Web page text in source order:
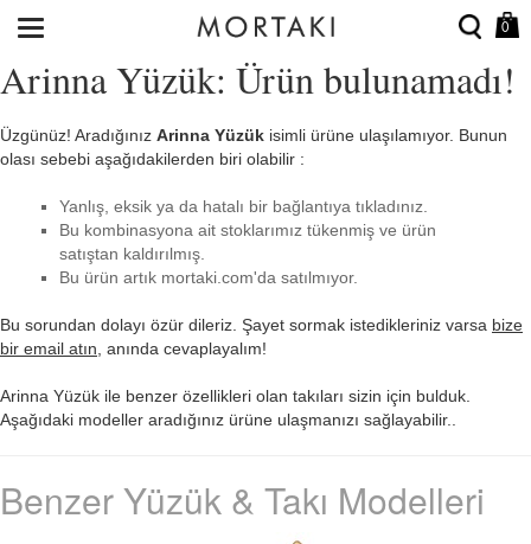
0
Arinna Yüzük: Ürün bulunamadı!
Üzgünüz! Aradığınız Arinna Yüzük isimli ürüne ulaşılamıyor. Bunun
olası sebebi aşağıdakilerden biri olabilir :
Yanlış, eksik ya da hatalı bir bağlantıya tıkladınız.
Bu kombinasyona ait stoklarımız tükenmiş ve ürün
satıştan kaldırılmış.
Bu ürün artık mortaki.com'da satılmıyor.
Bu sorundan dolayı özür dileriz. Şayet sormak istedikleriniz varsa bize
bir email atın , anında cevaplayalım!
Arinna Yüzük ile benzer özellikleri olan takıları sizin için bulduk.
Aşağıdaki modeller aradığınız ürüne ulaşmanızı sağlayabilir..
Benzer Yüzük & Takı Modelleri